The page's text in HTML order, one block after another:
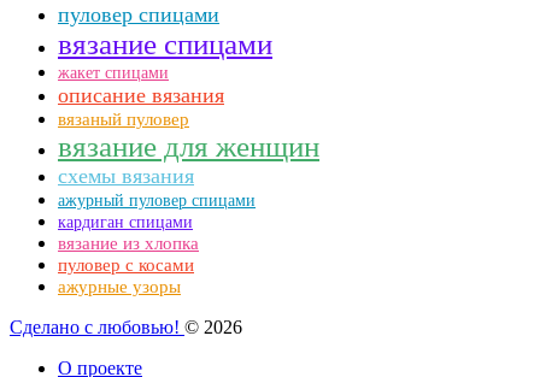
пуловер спицами
вязание спицами
жакет спицами
описание вязания
вязаный пуловер
вязание для женщин
схемы вязания
ажурный пуловер спицами
кардиган спицами
вязание из хлопка
пуловер с косами
ажурные узоры
Сделано с любовью! © 2026
О проекте